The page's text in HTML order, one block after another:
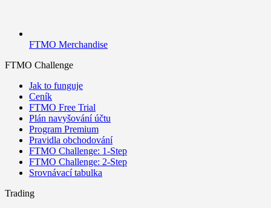
FTMO Merchandise
FTMO Challenge
Jak to funguje
Ceník
FTMO Free Trial
Plán navyšování účtu
Program Premium
Pravidla obchodování
FTMO Challenge: 1-Step
FTMO Challenge: 2-Step
Srovnávací tabulka
Trading